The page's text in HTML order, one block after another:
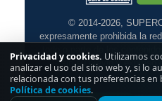
Privacidad y cookies. Utilizamos
analizar el uso del sitio web y, si lo
relacionada con tus preferencias
Política de cookies.
© 2014-2026,
expresamente prohibida la
sin su previo y expreso